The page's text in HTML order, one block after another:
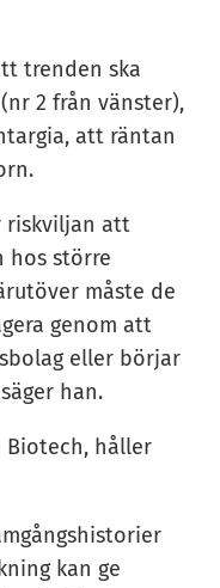
trenden ska
2 från vänster),
att räntan
riskviljan att
hos större
måste de
genom att
eller börjar
han.
Biotech, håller
kan ge